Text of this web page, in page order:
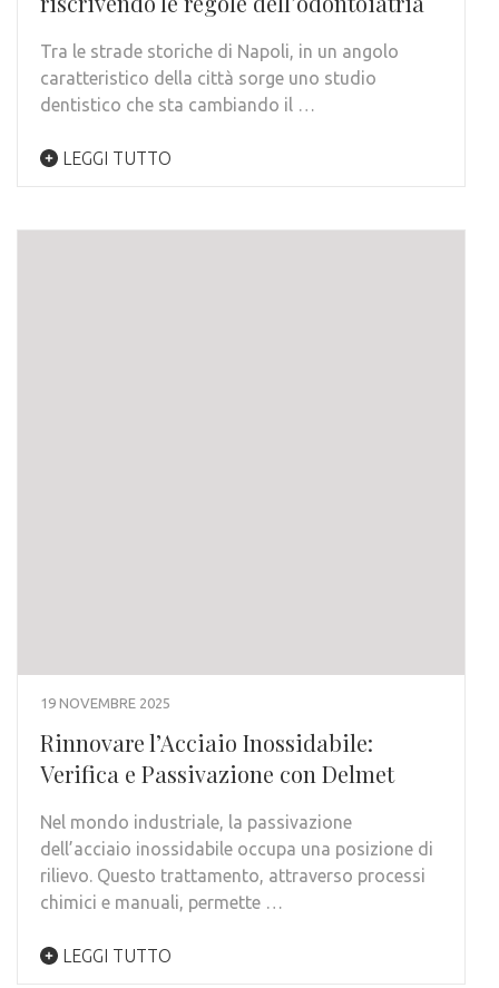
Tra le strade storiche di Napoli, in un angolo
caratteristico della città sorge uno studio
dentistico che sta cambiando il …
LEGGI TUTTO
19 NOVEMBRE 2025
Rinnovare l’Acciaio Inossidabile:
Verifica e Passivazione con Delmet
Nel mondo industriale, la passivazione
dell’acciaio inossidabile occupa una posizione di
rilievo. Questo trattamento, attraverso processi
chimici e manuali, permette …
LEGGI TUTTO